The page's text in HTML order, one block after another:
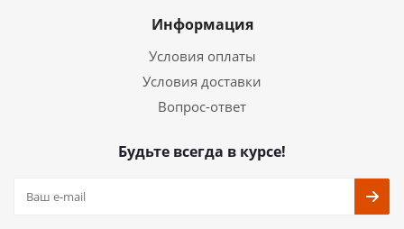
Информация
Условия оплаты
Условия доставки
Вопрос-ответ
Будьте всегда в курсе!